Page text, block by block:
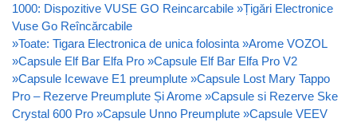
1000: Dispozitive VUSE GO Reincarcabile »Țigări Electronice
Vuse Go Reîncărcabile
»Toate: Tigara Electronica de unica folosinta »Arome VOZOL
»Capsule Elf Bar Elfa Pro »Capsule Elf Bar Elfa Pro V2
»Capsule Icewave E1 preumplute »Capsule Lost Mary Tappo
Pro – Rezerve Preumplute Și Arome »Capsule si Rezerve Ske
Crystal 600 Pro »Capsule Unno Preumplute »Capsule VEEV